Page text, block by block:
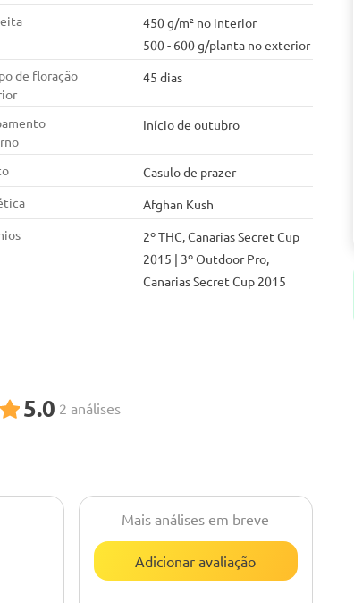
450 g/m² no interior
500 - 600 g/planta no exterior
de floração
45 dias
Início de outubro
Casulo de prazer
Afghan Kush
2º THC, Canarias Secret Cup
2015 | 3º Outdoor Pro,
Canarias Secret Cup 2015
5.0 2 análises
Mais análises em breve
Adicionar avaliação